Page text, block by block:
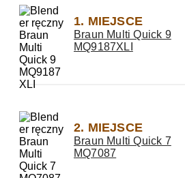
1. MIEJSCE
Braun Multi Quick 9
MQ9187XLI
2. MIEJSCE
Braun Multi Quick 7
MQ7087